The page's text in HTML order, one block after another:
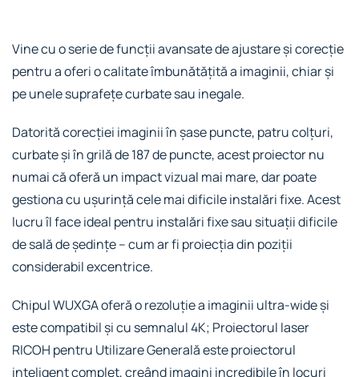
Vine cu o serie de funcții avansate de ajustare și corecție
pentru a oferi o calitate îmbunătățită a imaginii, chiar și
pe unele suprafețe curbate sau inegale.
Datorită corecției imaginii în șase puncte, patru colțuri,
curbate și în grilă de 187 de puncte, acest proiector nu
numai că oferă un impact vizual mai mare, dar poate
gestiona cu ușurință cele mai dificile instalări fixe. Acest
lucru îl face ideal pentru instalări fixe sau situații dificile
de sală de ședințe – cum ar fi proiecția din poziții
considerabil excentrice.
Chipul WUXGA oferă o rezoluție a imaginii ultra-wide și
este compatibil și cu semnalul 4K; Proiectorul laser
RICOH pentru Utilizare Generală este proiectorul
inteligent complet, creând imagini incredibile în locuri